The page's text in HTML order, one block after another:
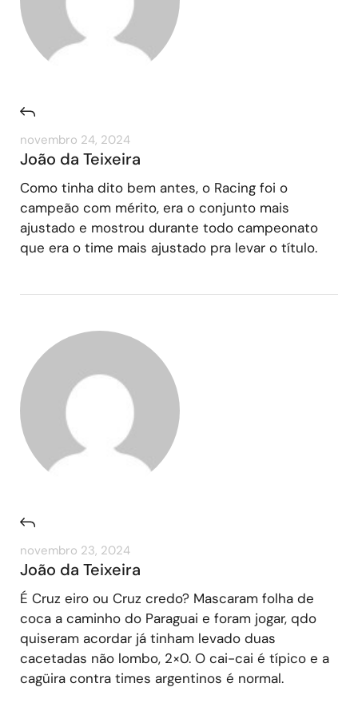
novembro 24, 2024
João da Teixeira
Como tinha dito bem antes, o Racing foi o
campeão com mérito, era o conjunto mais
ajustado e mostrou durante todo campeonato
que era o time mais ajustado pra levar o título.
novembro 23, 2024
João da Teixeira
É Cruz eiro ou Cruz credo? Mascaram folha de
coca a caminho do Paraguai e foram jogar, qdo
quiseram acordar já tinham levado duas
cacetadas não lombo, 2×0. O cai-cai é típico e a
cagüira contra times argentinos é normal.